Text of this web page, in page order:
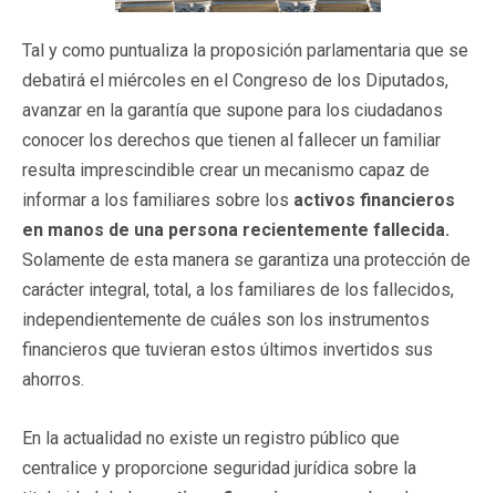
Tal y como puntualiza la proposición parlamentaria que se
debatirá el miércoles en el Congreso de los Diputados,
avanzar en la garantía que supone para los ciudadanos
conocer los derechos que tienen al fallecer un familiar
resulta imprescindible crear un mecanismo capaz de
informar a los familiares sobre los activos financieros
en manos de una persona recientemente fallecida.
Solamente de esta manera se garantiza una protección de
carácter integral, total, a los familiares de los fallecidos,
independientemente de cuáles son los instrumentos
financieros que tuvieran estos últimos invertidos sus
ahorros.
En la actualidad no existe un registro público que
centralice y proporcione seguridad jurídica sobre la